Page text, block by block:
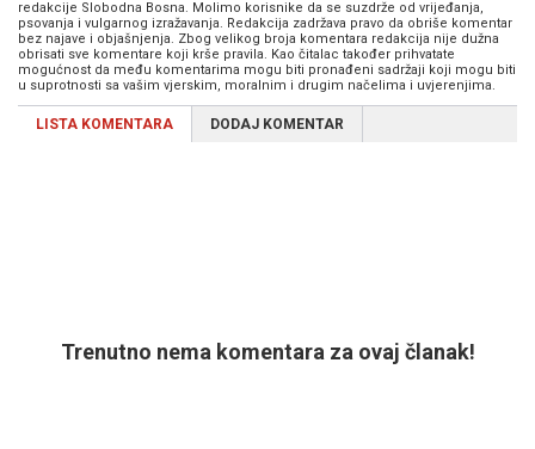
redakcije Slobodna Bosna. Molimo korisnike da se suzdrže od vrijeđanja,
psovanja i vulgarnog izražavanja. Redakcija zadržava pravo da obriše komentar
bez najave i objašnjenja. Zbog velikog broja komentara redakcija nije dužna
obrisati sve komentare koji krše pravila. Kao čitalac također prihvatate
mogućnost da među komentarima mogu biti pronađeni sadržaji koji mogu biti
u suprotnosti sa vašim vjerskim, moralnim i drugim načelima i uvjerenjima.
LISTA KOMENTARA DODAJ KOMENTAR
Trenutno nema komentara za ovaj članak!